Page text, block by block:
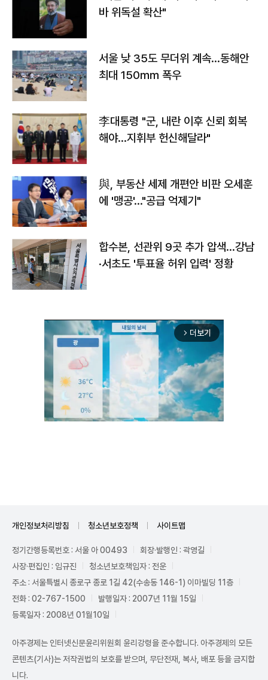
바 위독설 확산"
서울 낮 35도 무더위 계속…동해안
최대 150㎜ 폭우
李대통령 "군, 내란 이후 신뢰 회복
해야…지휘부 헌신해달라"
與, 부동산 세제 개편안 비판 오세훈
에 '맹공'…"공급 억제기"
합수본, 선관위 9곳 추가 압색…강남
·서초도 '투표율 허위 입력' 정황
arrow_forward_ios 더보기
개인정보처리방침 청소년보호정책 사이트맵
정기간행등록번호 : 서울 아 00493
회장·발행인 : 곽영길
사장·편집인 : 임규진
청소년보호책임자 : 전운
주소 : 서울특별시 종로구 종로 1길 42(수송동 146-1) 이마빌딩 11층
전화 : 02-767-1500
발행일자 : 2007년 11월 15일
등록일자 : 2008년 01월10일
아주경제는 인터넷신문윤리위원회 윤리강령을 준수합니다. 아주경제의 모든
콘텐츠(기사)는 저작권법의 보호를 받으며, 무단전재, 복사, 배포 등을 금지합
니다.